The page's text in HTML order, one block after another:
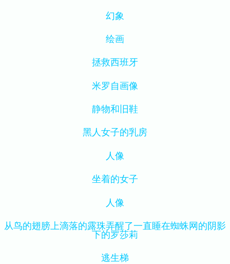
幻象
绘画
拯救西班牙
米罗自画像
静物和旧鞋
黑人女子的乳房
人像
坐着的女子
人像
从鸟的翅膀上滴落的露珠弄醒了一直睡在蜘蛛网的阴影
下的罗莎莉
逃生梯